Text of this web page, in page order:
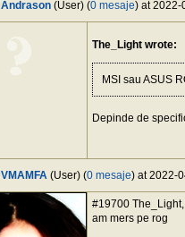
Andrason (User) (0 mesaje) at 2022-
The_Light wrote:
MSI sau ASUS
Depinde de
VMAMFA (User) (0 mesaje) at 2022-
#19700
am mers pe rog